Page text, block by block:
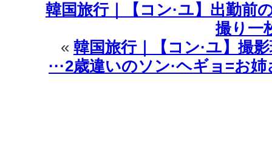
韓国旅行｜【コン·ユ】出勤前
撮り一
« 韓国旅行｜【コン·ユ】撮
···2歳違いのソン·ヘギョ=お